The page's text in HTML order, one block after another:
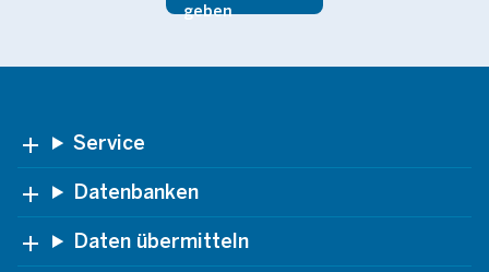
geben
Footer Service
Datenbanken
Daten übermitteln